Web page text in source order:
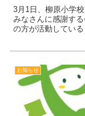
3月1日、柳原小学
みなさんに感謝す
の方が活動してい
色紙が送られまし
お知らせ